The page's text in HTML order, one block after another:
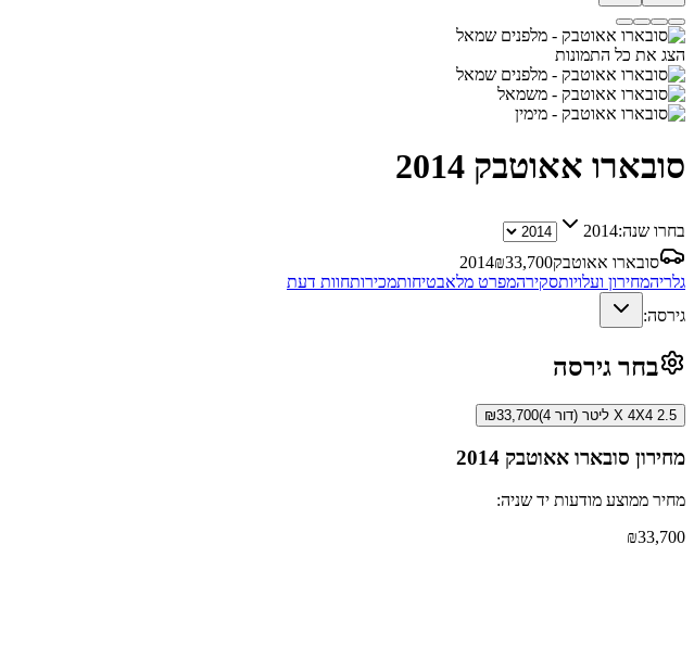
הצג את כל התמונות
סובארו אאוטבק 2014
בחרו שנה:2014
סובארו אאוטבק
2014₪33,700
גלריהמחירון ועלויותסקירהמפרט מלאבטיחותמכירותחוות דעת
גירסה:
בחר גירסה
X 4X4 2.5 ליטר (דור 4) ₪33,700
מחירון סובארו אאוטבק 2014
מחיר ממוצע מודעות יד שניה:
₪33,700